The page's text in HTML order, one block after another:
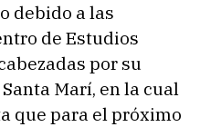
debido a las
de Estudios
por su
Marí, en la cual
que para el próximo